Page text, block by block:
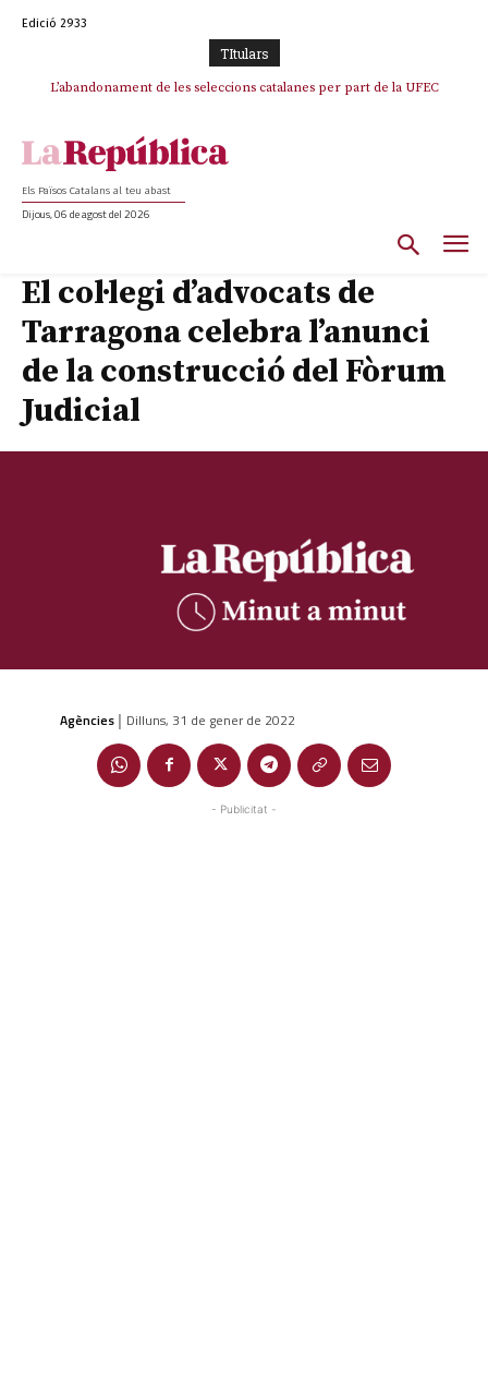
Edició 2933
TItulars
L’abandonament de les seleccions catalanes per part de la UFEC
Els Països Catalans al teu abast
Dijous, 06 de agost del 2026
El col·legi d’advocats de
Tarragona celebra l’anunci
de la construcció del Fòrum
Judicial
Agències | Dilluns, 31 de gener de 2022
- Publicitat -